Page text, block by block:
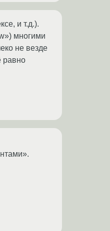
и т.д.).
многими
не везде
равно